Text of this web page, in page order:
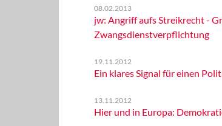
08.02.2013
jw: Angriff aufs Streikrecht -
Zwangsdienstverpflichtung
19.11.2012
Ein klares Signal für einen
13.11.2012
Hier und in Europa: